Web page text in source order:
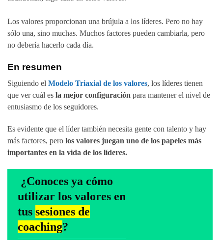
Los valores proporcionan una brújula a los líderes. Pero no hay
sólo una, sino muchas. Muchos factores pueden cambiarla, pero
no debería hacerlo cada día.
En resumen
Siguiendo el Modelo Triaxial de los valores, los líderes tienen
que ver cuál es la mejor configuración para mantener el nivel de
entusiasmo de los seguidores.
Es evidente que el líder también necesita gente con talento y hay
más factores, pero los valores juegan uno de los papeles más
importantes en la vida de los líderes.
¿Conoces ya cómo
utilizar los valores en
tus sesiones de
coaching?